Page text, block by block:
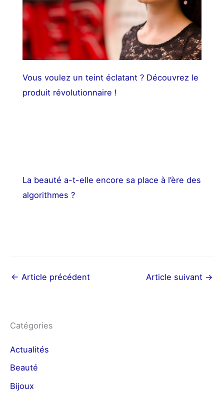
Vous voulez un teint éclatant ? Découvrez le
produit révolutionnaire !
La beauté a-t-elle encore sa place à l’ère des
algorithmes ?
← Article précédent Article suivant →
Catégories
Actualités
Beauté
Bijoux